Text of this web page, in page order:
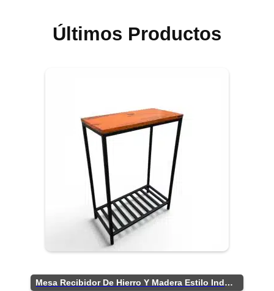
Últimos Productos
Mesa Recibidor De Hierro Y Madera Estilo Industrial